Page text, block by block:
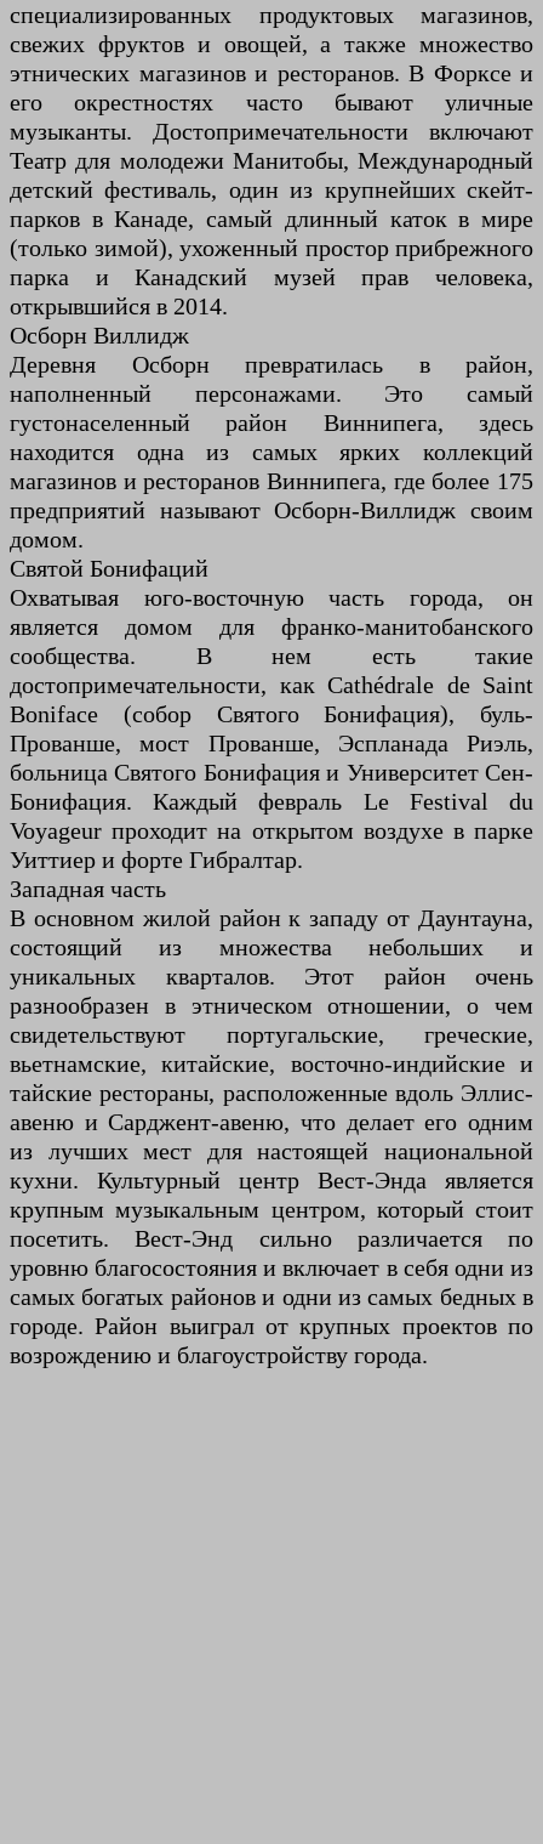
специализированных продуктовых магазинов,
свежих фруктов и овощей, а также множество
этнических магазинов и ресторанов. В Форксе и
его окрестностях часто бывают уличные
музыканты. Достопримечательности включают
Театр для молодежи Манитобы, Международный
детский фестиваль, один из крупнейших скейт-
парков в Канаде, самый длинный каток в мире
(только зимой), ухоженный простор прибрежного
парка и Канадский музей прав человека,
открывшийся в 2014.
Осборн Виллидж
Деревня Осборн превратилась в район,
наполненный персонажами. Это самый
густонаселенный район Виннипега, здесь
находится одна из самых ярких коллекций
магазинов и ресторанов Виннипега, где более 175
предприятий называют Осборн-Виллидж своим
домом.
Святой Бонифаций
Охватывая юго-восточную часть города, он
является домом для франко-манитобанского
сообщества. В нем есть такие
достопримечательности, как Cathédrale de Saint
Boniface (собор Святого Бонифация), буль-
Прованше, мост Прованше, Эспланада Риэль,
больница Святого Бонифация и Университет Сен-
Бонифация. Каждый февраль Le Festival du
Voyageur проходит на открытом воздухе в парке
Уиттиер и форте Гибралтар.
Западная часть
В основном жилой район к западу от Даунтауна,
состоящий из множества небольших и
уникальных кварталов. Этот район очень
разнообразен в этническом отношении, о чем
свидетельствуют португальские, греческие,
вьетнамские, китайские, восточно-индийские и
тайские рестораны, расположенные вдоль Эллис-
авеню и Сарджент-авеню, что делает его одним
из лучших мест для настоящей национальной
кухни. Культурный центр Вест-Энда является
крупным музыкальным центром, который стоит
посетить. Вест-Энд сильно различается по
уровню благосостояния и включает в себя одни из
самых богатых районов и одни из самых бедных в
городе. Район выиграл от крупных проектов по
возрождению и благоустройству города.